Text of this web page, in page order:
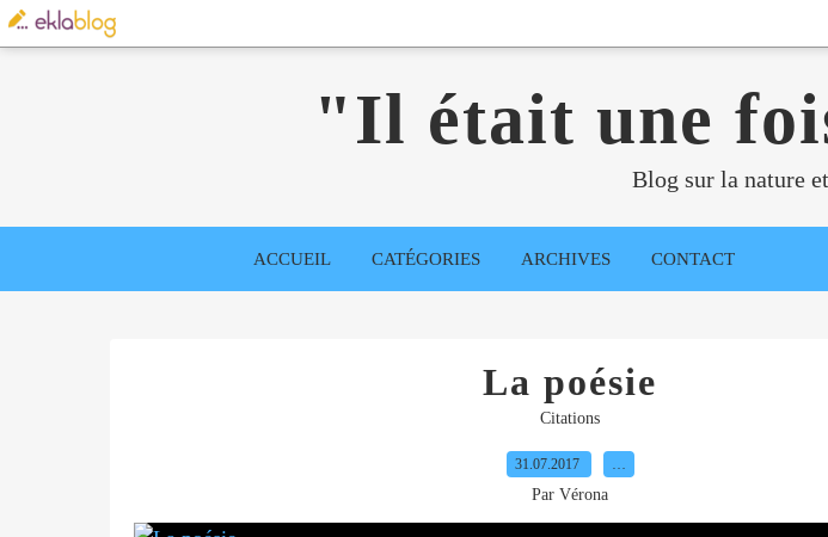
"Il était une
Blog sur la nature
ACCUEIL CATÉGORIES ARCHIVES CONTACT
La poésie
Citations
31.07.2017 …
Par Vérona